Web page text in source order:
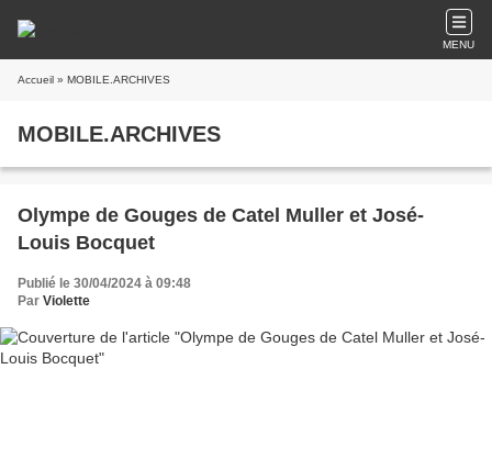
MENU
Accueil » MOBILE.ARCHIVES
MOBILE.ARCHIVES
Olympe de Gouges de Catel Muller et José-
Louis Bocquet
Publié le 30/04/2024 à 09:48
Par Violette